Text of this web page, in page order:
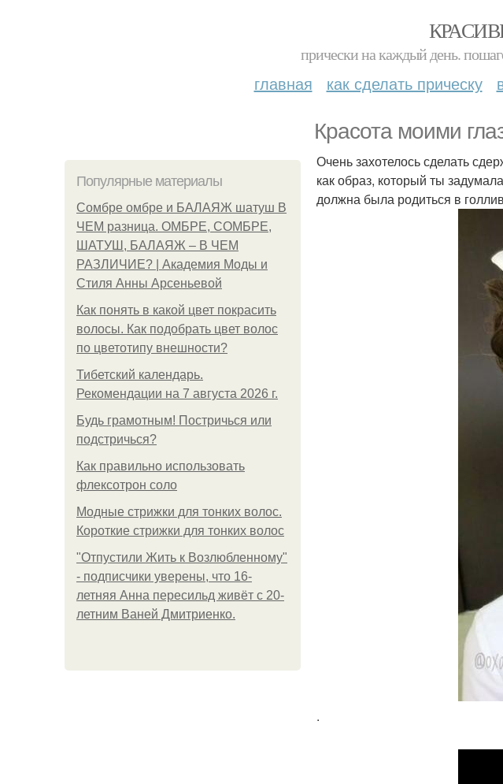
прически на каждый день.
главная как сделать прическу
Красота моими
Популярные материалы
Сомбре омбре и БАЛАЯЖ шатуш В
ЧЕМ разница. ОМБРЕ, СОМБРЕ,
ШАТУШ, БАЛАЯЖ – В ЧЕМ
РАЗЛИЧИЕ? | Академия Моды и
Стиля Анны Арсеньевой
Как понять в какой цвет покрасить
волосы. Как подобрать цвет волос
по цветотипу внешности?
Тибетский календарь.
Рекомендации на 7 августа 2026 г.
Будь грамотным! Постричься или
подстричься?
Как правильно использовать
флексотрон соло
Модные стрижки для тонких волос.
Короткие стрижки для тонких волос
"Отпустили Жить к Возлюбленному"
- подписчики уверены, что 16-
летняя Анна пересильд живёт с 20-
летним Ваней Дмитриенко.
Очень захотелось сделать
как образ, который ты
должна была родиться в
.